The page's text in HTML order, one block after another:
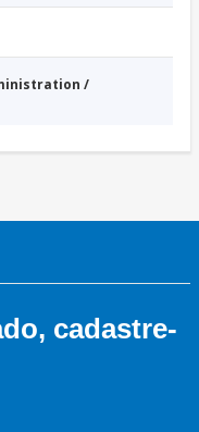
/
cadastre-